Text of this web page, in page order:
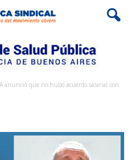
anunció que no hubo acuerdo salarial con